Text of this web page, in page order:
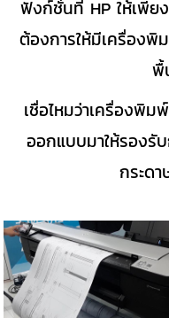
ฟังก์ชั่นที่ HP ให้เพี
ต้องการให้มีเครื่องพิ
พื้
เชื่อไหมว่าเครื่องพิ
ออกแบบมาให้รอง
กระด